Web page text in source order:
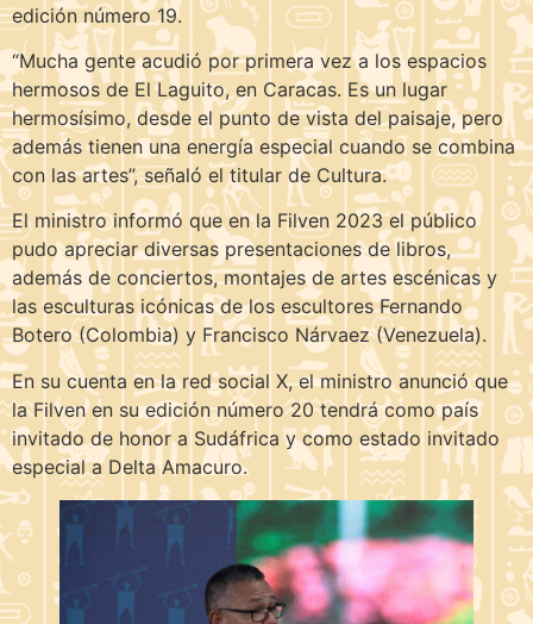
edición número 19.
“Mucha gente acudió por primera vez a los espacios
hermosos de El Laguito, en Caracas. Es un lugar
hermosísimo, desde el punto de vista del paisaje, pero
además tienen una energía especial cuando se combina
con las artes”, señaló el titular de Cultura.
El ministro informó que en la Filven 2023 el público
pudo apreciar diversas presentaciones de libros,
además de conciertos, montajes de artes escénicas y
las esculturas icónicas de los escultores Fernando
Botero (Colombia) y Francisco Nárvaez (Venezuela).
En su cuenta en la red social X, el ministro anunció que
la Filven en su edición número 20 tendrá como país
invitado de honor a Sudáfrica y como estado invitado
especial a Delta Amacuro.